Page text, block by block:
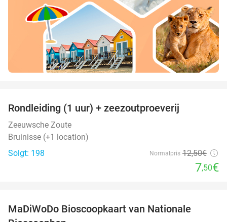
Rondleiding (1 uur) + zeezoutproeverij
Zeeuwsche Zoute
Bruinisse (+1 location)
Solgt: 198
Normalpris 12,50€
7,50€
MaDiWoDo Bioscoopkaart van Nationale